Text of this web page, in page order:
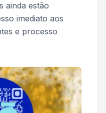
ainda estão
imediato aos
e processo